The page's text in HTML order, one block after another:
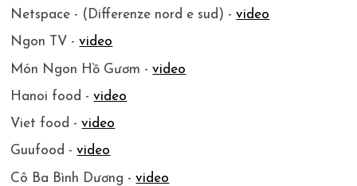
Netspace - (Differenze nord e sud) -video
Ngon TV -video
Món Ngon Hồ Gươm -video
Hanoi food -video
Viet food -video
Guufood -video
Cô Ba Bình Dương -video